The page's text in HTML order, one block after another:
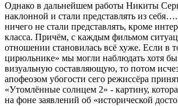
Однако в дальнейшем работы Никиты
наклонной и стали представлять из
ничего не стали представлять, кроме
класса. Причём, с каждым фильмом
отношении становилась всё хуже. Если в
цирюльнике» мы могли наблюдать хотя
визуальную составляющую, то потом
апофеозом убогости сего режиссёра
«Утомлённые солнцем 2» - картину,
на фоне заявлений об «исторической